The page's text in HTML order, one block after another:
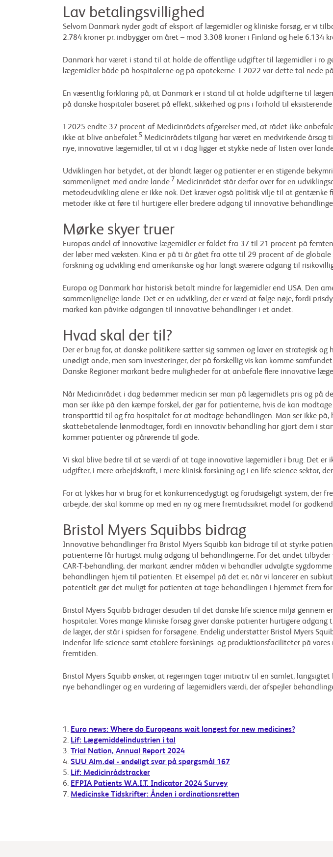
Lav betalingsvillighed
Selvom Danmark nyder godt af eksport af lægemidler og kliniske forsøg, er vi
2.784 kroner pr. indbygger om året – mod 3.308 kroner i Finland og hele 6.134
Danmark har været i stand til at holde de offentlige udgifter til lægemidler i ro
lægemidler både på hospitalerne og på apotekerne. I 2022 var dette tal nede
En væsentlig forklaring på, at Danmark er i stand til at holde udgifterne til
på danske hospitaler baseret på effekt, sikkerhed og pris i forhold til
I 2025 endte 37 procent af Medicinrådets afgørelser med, at rådet ikke
ikke at blive anbefalet.5 Medicinrådets tilgang har været en medvirkende
nye, innovative lægemidler, til at vi i dag ligger et stykke nede af listen over
Udviklingen har betydet, at der blandt læger og patienter er en stigende
sammenlignet med andre lande.7 Medicinrådet står derfor over for en
metodeudvikling alene er ikke nok. Det kræver også politisk vilje til at gentænke
metoder ikke at føre til hurtigere eller bredere adgang til innovative
Mørke skyer truer
Europas andel af innovative lægemidler er faldet fra 37 til 21 procent på
der løber med væksten. Kina er på ti år gået fra otte til 29 procent af de
forskning og udvikling end amerikanske og har langt sværere adgang til
Europa og Danmark har historisk betalt mindre for lægemidler end USA. Den
sammenlignelige lande. Det er en udvikling, der er værd at følge nøje, fordi
marked kan påvirke adgangen til innovative behandlinger i et andet.
Hvad skal der til?
Der er brug for, at danske politikere sætter sig sammen og laver en strategisk
unødigt onde, men som investeringer, der på forskellig vis kan komme
Danske Regioner markant bedre muligheder for at anbefale flere innovative
Når Medicinrådet i dag bedømmer medicin ser man på lægemidlets pris og på
man ser ikke på den kæmpe forskel, der gør for patienterne, hvis de kan
transporttid til og fra hospitalet for at modtage behandlingen. Man ser ikke på,
skattebetalende lønmodtager, fordi en innovativ behandling har gjort dem i
kommer patienter og pårørende til gode.
Vi skal blive bedre til at se værdi af at tage innovative lægemidler i brug. Det
udgifter, i mere arbejdskraft, i mere klinisk forskning og i en life science sektor,
For at lykkes har vi brug for et konkurrencedygtigt og forudsigeligt system,
arbejde, der skal komme op med en ny og mere fremtidssikret model for
Bristol Myers Squibbs bidrag
Innovative behandlinger fra Bristol Myers Squibb kan bidrage til at styrke
patienterne får hurtigst mulig adgang til behandlingerne. For det andet
CAR-T-behandling, der markant ændrer måden vi behandler udvalgte
behandlingen hjem til patienten. Et eksempel på det er, når vi lancerer en
potentielt gør det muligt for patienten at tage behandlingen i hjemmet frem
Bristol Myers Squibb bidrager desuden til det danske life science miljø gennem
hospitaler. Vores mange kliniske forsøg giver danske patienter hurtigere
de læger, der står i spidsen for forsøgene. Endelig understøtter Bristol Myers
indenfor life science samt etablere forsknings- og produktionsfaciliteter på
fremtiden.
Bristol Myers Squibb ønsker, at regeringen tager initiativ til en samlet,
nye behandlinger og en vurdering af lægemidlers værdi, der afspejler
1. Euro news: Where do Europeans wait longest for new medicines?
2. Lif: Lægemiddelindustrien i tal
3. Trial Nation, Annual Report 2024
4. SUU Alm.del - endeligt svar på spørgsmål 167
5. Lif: Medicinrådstracker
6. EFPIA Patients W.A.I.T. Indicator 2024 Survey
7. Medicinske Tidskrifter: Ånden i ordinationsretten